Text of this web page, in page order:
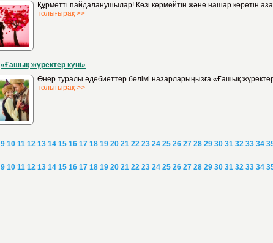
Құрметті пайдаланушылар! Көзі көрмейтін және нашар көретін
толығырақ >>
«Ғашық жүректер күні»
Өнер туралы әдебиеттер бөлімі назарларыңызға «Ғашық
толығырақ >>
9 10 11 12 13 14 15 16 17 18 19 20 21 22 23 24 25 26 27 28 29 30 31 32 33 34
9 10 11 12 13 14 15 16 17 18 19 20 21 22 23 24 25 26 27 28 29 30 31 32 33 34